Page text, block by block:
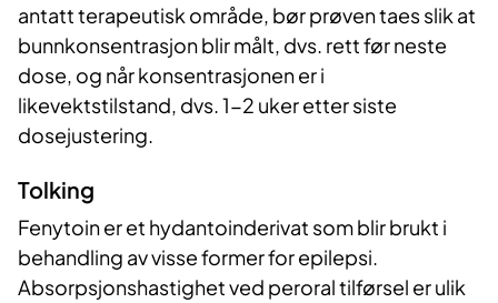
antatt terapeutisk område, bør prøven taes slik at
bunnkonsentrasjon blir målt, dvs. rett før neste
dose, og når konsentrasjonen er i
likevektstilstand, dvs. 1-2 uker etter siste
dosejustering.
Tolking
Fenytoin er et hydantoinderivat som blir brukt i
behandling av visse former for epilepsi.
Absorpsjonshastighet ved peroral tilførsel er ulik